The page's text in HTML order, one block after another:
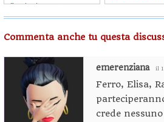
il 02/03/2026 21:26
Commenta anche tu questa
emerenziana il
Ferro, Elisa,
crede